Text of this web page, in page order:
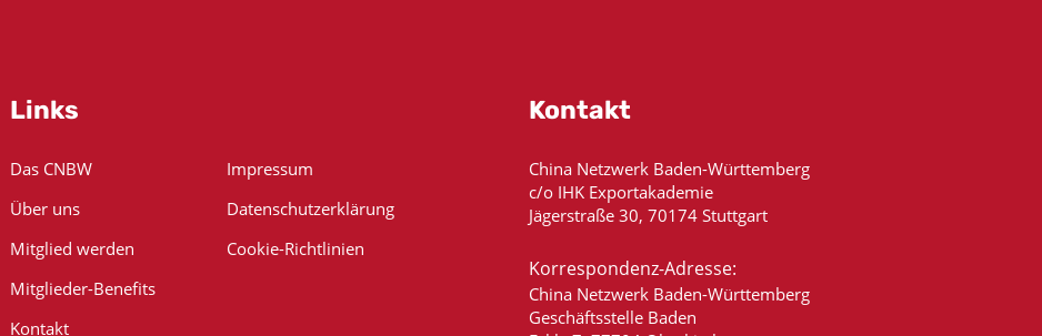
Links
Das CNBW
Über uns
Mitglied werden
Mitglieder-Benefits
Kontakt
Impressum
Datenschutzerklärung
Cookie-Richtlinien
Kontakt
China Netzwerk Baden-Württemberg
c/o IHK Exportakademie
Jägerstraße 30, 70174 Stuttgart
Korrespondenz-Adresse:
China Netzwerk Baden-Württemberg
Geschäftsstelle Baden